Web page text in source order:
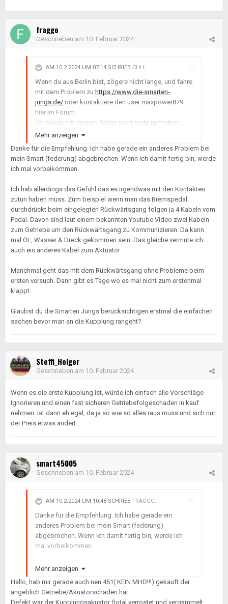
fraggo
Geschrieben am 10. Februar 2024
AM 10.2.2024 UM 07:14 SCHRIEB CHH :
Wenn du aus Berlin bist, zögere nicht lange, und fahre
mit dem Problem zu https://www.die-smarten-
jungs.de/ oder kontaktiere den user maxpower879
hier im Forum.
Ich würde mit diesem Fehler nicht mehr rumfahren,
wenn es nicht unbedingt notwendig ist. Das Risiko
Viele Grüße,
Christian
Mehr anzeigen
Danke für die Empfehlung. Ich habe gerade ein anderes Problem bei
mein Smart (federung) abgebrochen. Wenn ich damit fertig bin, werde
ich mal vorbeikommen.
Ich hab allerdings das Gefühl das es irgendwas mit den Kontakten
zutun haben muss. Zum beispiel wenn man das Bremspedal
durchdrückt beim eingelegten Rückwärtsgang folgen ja 4 Kabeln vom
Pedal. Davon sind laut einem bekannten Youtube Video zwei Kabeln
zum Getriebe um den Rückwärtsgang zu Kommunizieren. Da kann
mal ÖL, Wasser & Dreck gekommen sein. Das gleiche vermute ich
auch ein anderes Kabel zum Aktuator.
Manchmal geht das mit dem Rückwärtsgang ohne Probleme beim
ersten versuch. Dann gibt es Tage wo es mal nicht zum erstenmal
klappt.
Glaubst du die Smarten Jungs berücksichtigen erstmal die einfachen
sachen bevor man an die Kupplung rangeht?
Steffi_Holger
Geschrieben am 10. Februar 2024
Wenn es die erste Kupplung ist, würde ich einfach alle Vorschläge
Ignorieren und einen fast sicheren Getriebefolgeschaden in kauf
nehmen. Ist dann eh egal, da ja so wie so alles raus muss und sich nur
der Preis etwas ändert.
smart45005
Geschrieben am 10. Februar 2024
AM 10.2.2024 UM 10:48 SCHRIEB FRAGGO:
Danke für die Empfehlung. Ich habe gerade ein
anderes Problem bei mein Smart (federung)
abgebrochen. Wenn ich damit fertig bin, werde ich
mal vorbeikommen.
Ich hab allerdings das Gefühl das es irgendwas mit
man das Bremspedal durchdrückt beim eingelegten
Rückwärtsgang folgen ja 4 Kabeln vom Pedal. Davon
Mehr anzeigen
Hallo, hab mir gerade auch nen 451( KEIN MHD!!!) gekauft der
angeblich Getriebe/Akuatorschaden hat.
Defekt war der Kupplungsakuator (total verrostet und vergammelt,